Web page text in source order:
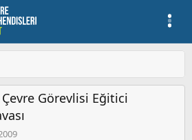
Görevlisi Eğitici